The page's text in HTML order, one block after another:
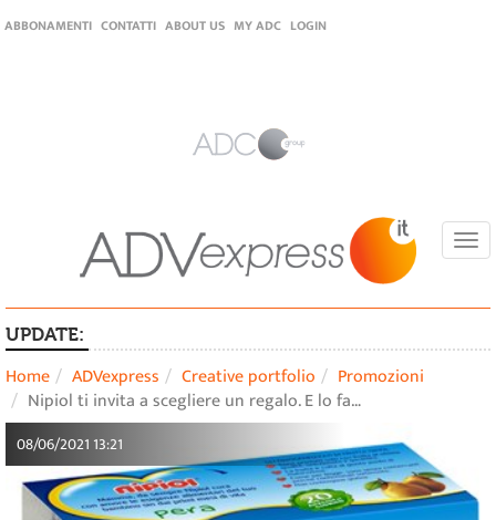
ABBONAMENTI CONTATTI ABOUT US MY ADC LOGIN
UPDATE:
Home ADVexpress Creative portfolio
Promozioni
Nipiol ti invita a scegliere un regalo. E lo fa…
08/06/2021 13:21